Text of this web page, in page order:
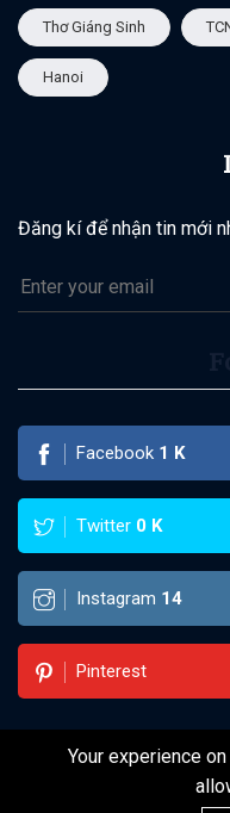
Thơ Giáng Sinh
Hanoi
Đăng kí để nhận tin mới
Facebook 1 K
Twitter 0 K
Instagram 14
Pinterest
©2022
Your experience